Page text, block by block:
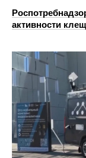
активности